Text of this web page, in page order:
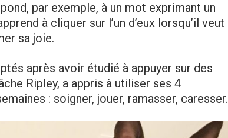
par exemple, à un mot exprimant un
à cliquer sur l’un d’eux lorsqu’il veut
sa joie.
après avoir étudié à appuyer sur des
Ripley, a appris à utiliser ses 4
: soigner, jouer, ramasser, caresser.